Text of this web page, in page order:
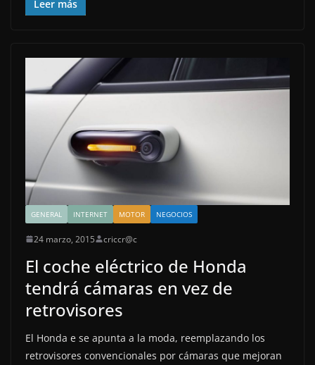
Leer más
GENERAL INTERNET MOTOR NEGOCIOS
24 marzo, 2015 criccr@c
El coche eléctrico de Honda
tendrá cámaras en vez de
retrovisores
El Honda e se apunta a la moda, reemplazando los
retrovisores convencionales por cámaras que mejoran